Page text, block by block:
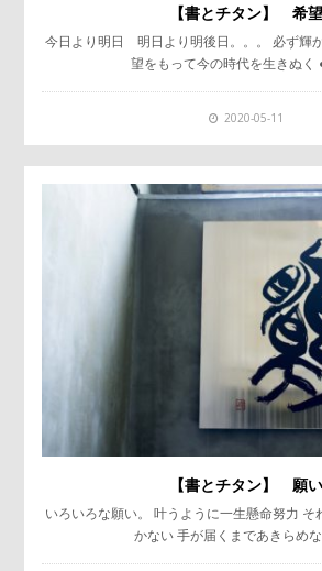
【書とチタン】 希望
今日より明日 明日より明後日。。。 必ず輝
望をもって今の時代を生きぬく
2020-05-11
【書とチタン】 願い
いろいろな願い。 叶うように一生懸命努力 そ
かない 手が届くまであきらめ